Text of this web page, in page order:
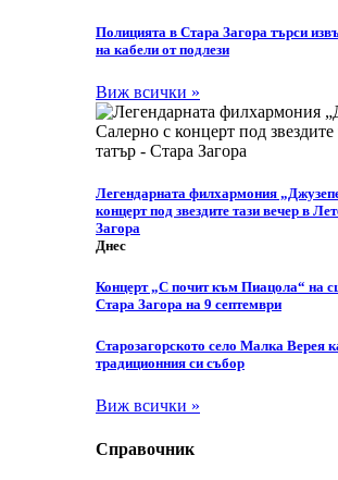
Полицията в Стара Загора търси
на кабели от подлези
Виж всички »
Легендарната филхармония
концерт под звездите тази вечер в
Загора
Днес
Концерт „С почит към Пиацола“ на
Стара Загора на 9 септември
Старозагорското село Малка Верея
традиционния си събор
Виж всички »
Справочник